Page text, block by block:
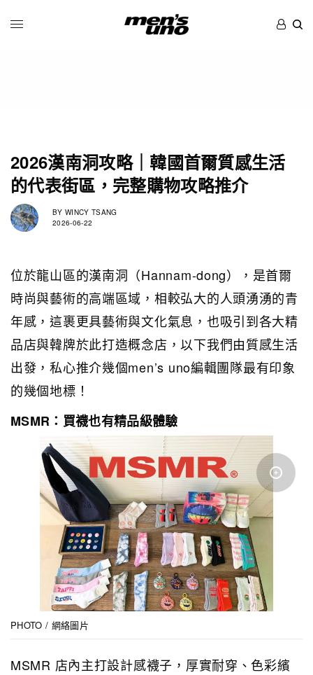
2026漢南洞攻略｜韓國首爾質感生活
的代表街區，完整購物攻略推介
BY WINCY TSANG
2026-06-22
位於龍山區的漢南洞（Hannam-dong），是首爾
時尚與藝術的高端區域，相較弘大的人頭湧湧的青
年感，這裹更具藝術與文化氣息，也吸引到各大精
品店與韓牌於此打造概念店，以下我們由質感生活
出發，私心推介幾個men’s uno編輯團隊最有印象
的幾個地標！
MSMR：買襪也有精品級體驗
PHOTO / 網絡圖片
MSMR 店內主打設計感襪子，厚實耐穿、色彩繽